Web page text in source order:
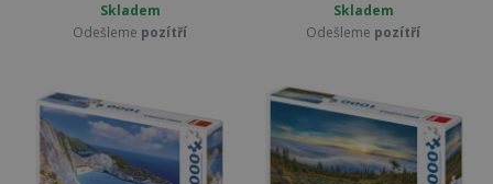
Skladem
Odešleme pozítří
Skladem
Odešleme pozítří